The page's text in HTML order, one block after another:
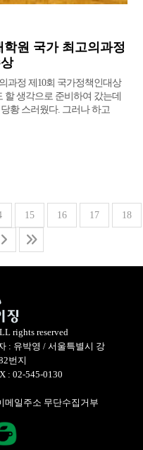
원 국가 최고의과정
과정 제10회 국가정책인대상
할 생각으로 준비하여 갔는데
황 스러웠다. 그러나 하고
15 16 17 18
rights reserved
: 유박영 / 서울특별시 강
번지
: 02-545-0130
메일주소 무단수집거부